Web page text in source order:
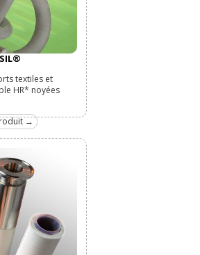
textiles et
HR* noyées
→